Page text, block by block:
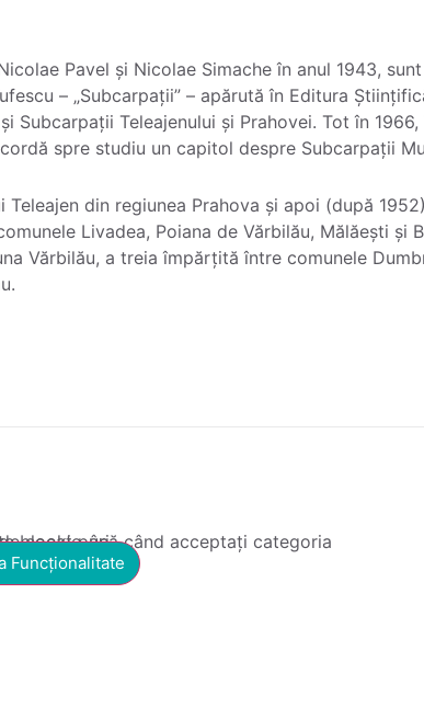
Pavel și Nicolae Simache în anul 1943,
– „Subcarpații” – apărută în Editura
Teleajenului și Prahovei. Tot în 1966,
spre studiu un capitol despre Subcarpații
din regiunea Prahova și apoi (după
Livadea, Poiana de Vărbilău, Mălăești și
Vărbilău, a treia împărțită între comunele
corespunzătoare de cookie-uri.
Funcționalitate